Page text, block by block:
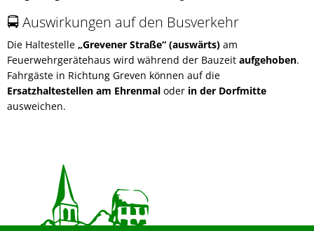
🚍 Auswirkungen auf den Busverkehr
Die Haltestelle „Grevener Straße“ (auswärts) am
Feuerwehrgerätehaus wird während der Bauzeit aufgehoben.
Fahrgäste in Richtung Greven können auf die
Ersatzhaltestellen am Ehrenmal oder in der Dorfmitte
ausweichen.